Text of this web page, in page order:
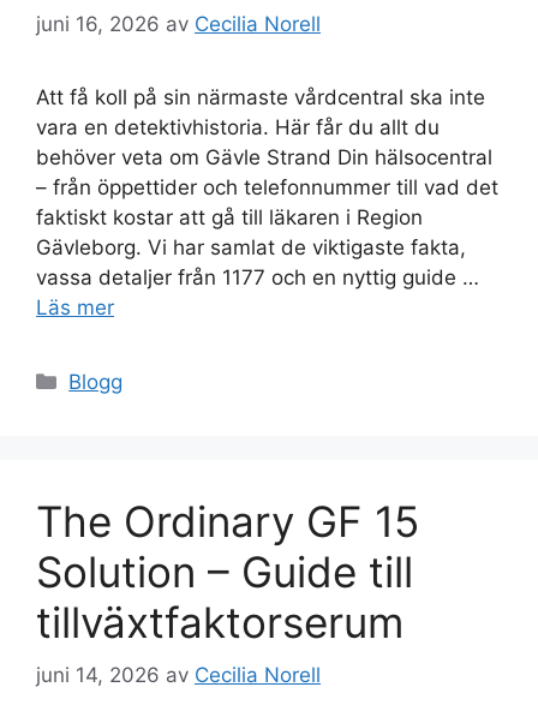
juni 16, 2026 av Cecilia Norell
Att få koll på sin närmaste vårdcentral ska inte
vara en detektivhistoria. Här får du allt du
behöver veta om Gävle Strand Din hälsocentral
– från öppettider och telefonnummer till vad det
faktiskt kostar att gå till läkaren i Region
Gävleborg. Vi har samlat de viktigaste fakta,
vassa detaljer från 1177 och en nyttig guide …
Läs mer
Kategorier
Blogg
The Ordinary GF 15
Solution – Guide till
tillväxtfaktorserum
juni 14, 2026 av Cecilia Norell